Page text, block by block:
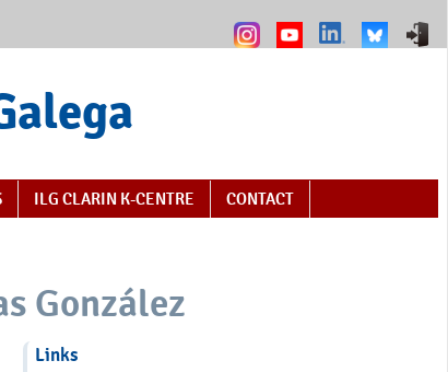
ILG CLARIN K-CENTRE CONTACT
González
Links